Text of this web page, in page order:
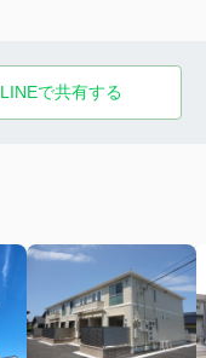
LINEで共有する